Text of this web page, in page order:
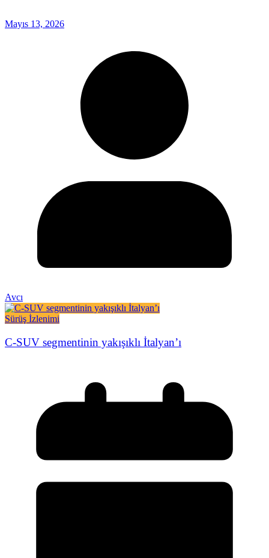
Mayıs 13, 2026
Avcı
Sürüş İzlenimi
C-SUV segmentinin yakışıklı İtalyan’ı